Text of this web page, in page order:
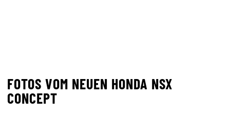
FOTOS VOM NEUEN HONDA NSX
CONCEPT